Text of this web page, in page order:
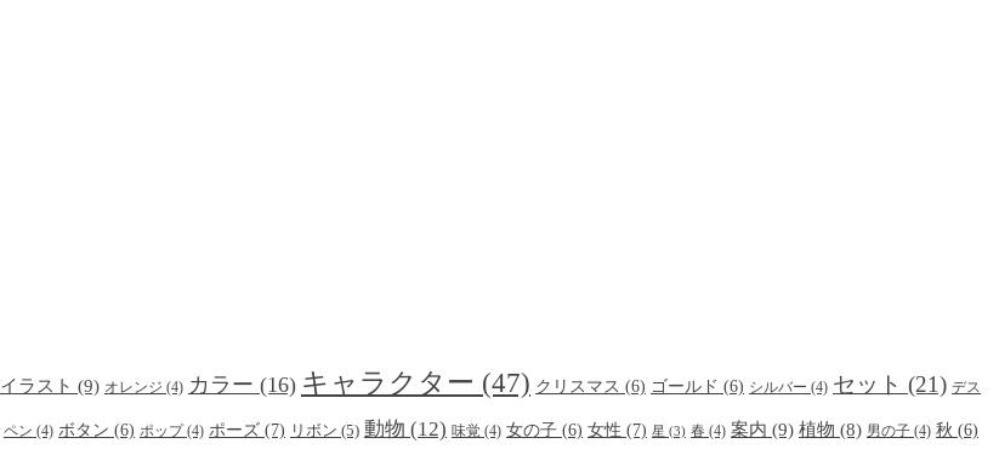
イラスト (9) オレンジ (4) カラー (16) キャラクター (47) クリスマス (6) ゴールド (6) シルバー (4) セット (21) デス
ペン (4) ボタン (6) ポップ(4) ポーズ (7) リボン (5) 動物 (12) 味覚 (4) 女の子 (6) 女性 (7) 星 (3) 春 (4) 案内 (9) 植物 (8) 男の子 (4) 秋 (6)